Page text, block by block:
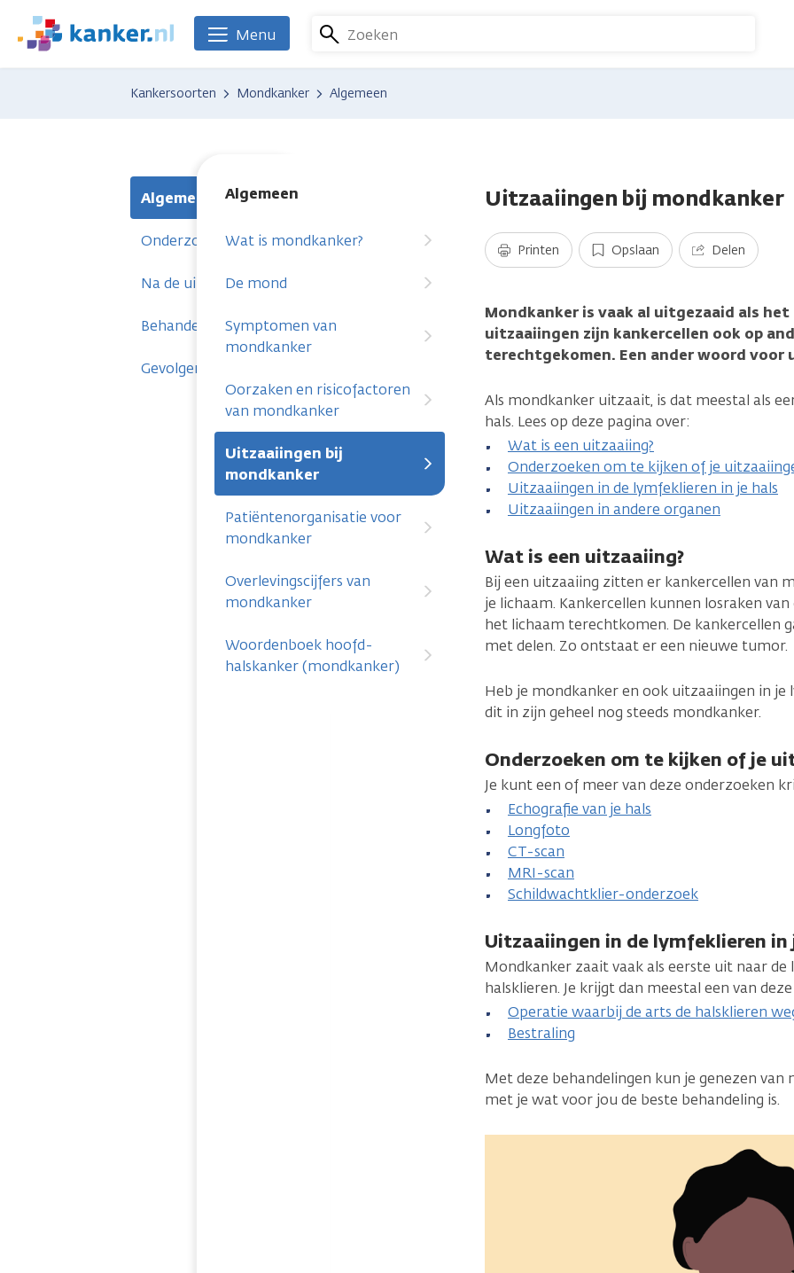
naar
We
zijn
Zoeken
Menu
Kankersoorten Mondkanker Algemeen
Algemeen Algemeen
Wat is mondkanker?
De mond
Symptomen van
mondkanker
Oorzaken en risicofactoren
van mondkanker
Uitzaaiingen bij
mondkanker
Patiëntenorganisatie voor
mondkanker
Overlevingscijfers van
mondkanker
Woordenboek hoofd-
halskanker (mondkanker)
Onderzoeken
Na de uitslag
Behandelingen
Gevolgen
Uitzaaiingen bij mondkanker
Printen Opslaan Delen
Mondkanker is vaak al uitgezaaid als
uitzaaiingen zijn kankercellen ook op
terechtgekomen. Een ander woord voor
Als mondkanker uitzaait, is dat meestal als
hals. Lees op deze pagina over:
Wat is een uitzaaiing?
Onderzoeken om te kijken of je
Uitzaaiingen in de lymfeklieren in je hals
Uitzaaiingen in andere organen
Wat is een uitzaaiing?
Bij een uitzaaiing zitten er kankercellen van
je lichaam. Kankercellen kunnen losraken
het lichaam terechtkomen. De kankercellen
met delen. Zo ontstaat er een nieuwe tumor.
Heb je mondkanker en ook uitzaaiingen in je
dit in zijn geheel nog steeds mondkanker.
Onderzoeken om te kijken of je
Je kunt een of meer van deze onderzoeken
Echografie van je hals
Longfoto
CT-scan
MRI-scan
Schildwachtklier-onderzoek
Uitzaaiingen in de lymfeklieren in
Mondkanker zaait vaak als eerste uit naar de
halsklieren. Je krijgt dan meestal een van
Operatie waarbij de arts de halsklieren
Bestraling
Met deze behandelingen kun je genezen
met je wat voor jou de beste behandeling is.